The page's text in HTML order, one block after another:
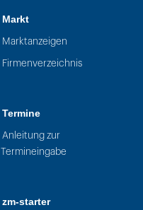
Markt
Marktanzeigen
Firmenverzeichnis
Termine
Anleitung zur
Termineingabe
zm-starter